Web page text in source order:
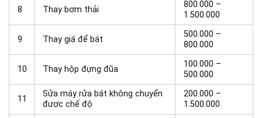
8 Thay bơm thải
800.000 –
1.500.000
9 Thay giá để bát
500.000 –
800.000
10 Thay hộp đựng đũa
100.000 –
500.000
11
Sửa máy rửa bát không chuyển
được chế độ
200.000 –
1.500.000